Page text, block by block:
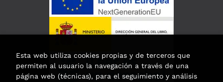
Esta web utiliza cookies propias y de terceros que
permiten al usuario la navegación a través de una
página web (técnicas), para el seguimiento y análisis